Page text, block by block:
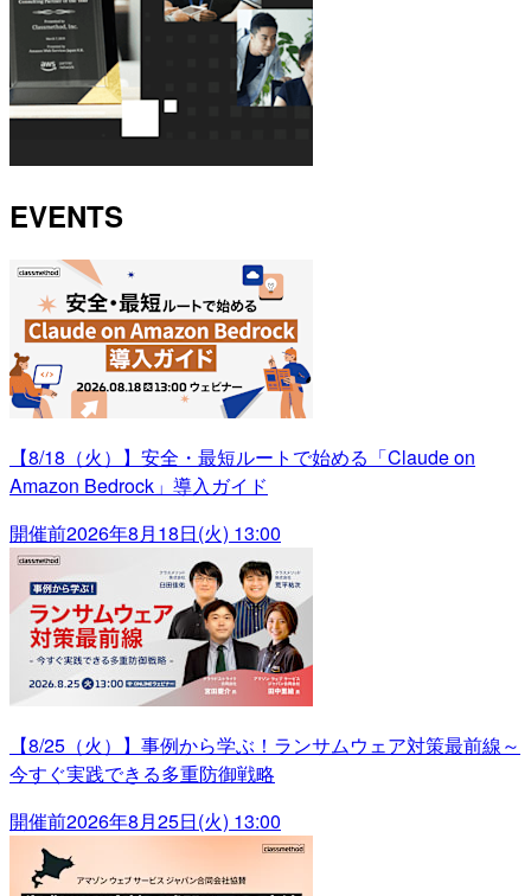
EVENTS
【8/18（火）】安全・最短ルートで始める「Claude on
Amazon Bedrock」導入ガイド
開催前2026年8月18日(火) 13:00
【8/25（火）】事例から学ぶ！ランサムウェア対策最前線～
今すぐ実践できる多重防御戦略
開催前2026年8月25日(火) 13:00